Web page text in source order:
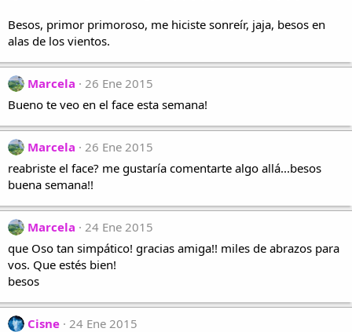
Besos, primor primoroso, me hiciste sonreír, jaja, besos en
alas de los vientos.
Marcela
26 Ene 2015
Bueno te veo en el face esta semana!
Marcela
26 Ene 2015
reabriste el face? me gustaría comentarte algo allá...besos
buena semana!!
Marcela
24 Ene 2015
que Oso tan simpático! gracias amiga!! miles de abrazos para
vos. Que estés bien!
besos
Cisne 24 Ene 2015